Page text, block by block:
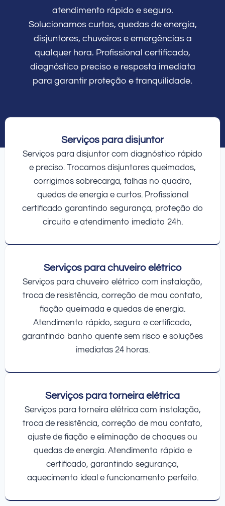
atendimento rápido e seguro.
Solucionamos curtos, quedas de energia,
disjuntores, chuveiros e emergências a
qualquer hora. Profissional certificado,
diagnóstico preciso e resposta imediata
para garantir proteção e tranquilidade.
Serviços para disjuntor
Serviços para disjuntor com diagnóstico rápido
e preciso. Trocamos disjuntores queimados,
corrigimos sobrecarga, falhas no quadro,
quedas de energia e curtos. Profissional
certificado garantindo segurança, proteção do
circuito e atendimento imediato 24h.
Serviços para chuveiro elétrico
Serviços para chuveiro elétrico com instalação,
troca de resistência, correção de mau contato,
fiação queimada e quedas de energia.
Atendimento rápido, seguro e certificado,
garantindo banho quente sem risco e soluções
imediatas 24 horas.
Serviços para torneira elétrica
Serviços para torneira elétrica com instalação,
troca de resistência, correção de mau contato,
ajuste de fiação e eliminação de choques ou
quedas de energia. Atendimento rápido e
certificado, garantindo segurança,
aquecimento ideal e funcionamento perfeito.